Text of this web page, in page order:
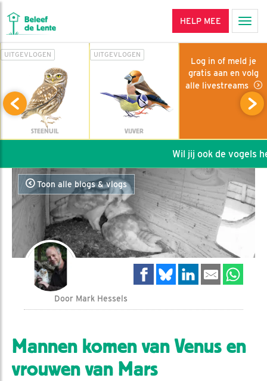
HELP MEE
UITGEVLOGEN
STEENUIL
UITGEVLOGEN
VIJVER
Log in of meld je
gratis aan en volg
alle livestreams
Wil jij ook de vogels
Toon alle blogs & vlogs
Door Mark Hessels
Mannen komen van Venus en
vrouwen van Mars